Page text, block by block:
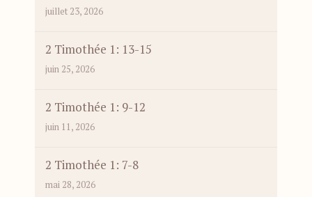
juillet 23, 2026
2 Timothée 1: 13-15
juin 25, 2026
2 Timothée 1: 9-12
juin 11, 2026
2 Timothée 1: 7-8
mai 28, 2026